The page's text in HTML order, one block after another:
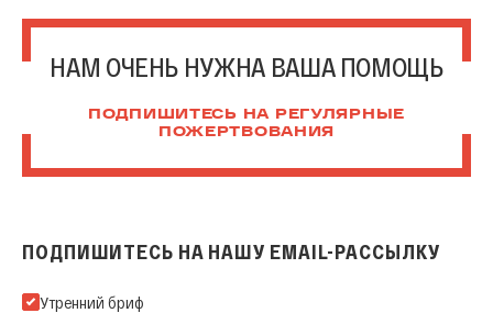
НАМ ОЧЕНЬ НУЖНА ВАША ПОМОЩЬ
ПОДПИШИТЕСЬ НА РЕГУЛЯРНЫЕ
ПОЖЕРТВОВАНИЯ
ПОДПИШИТЕСЬ НА НАШУ EMAIL-РАССЫЛКУ
Подпишитесь на нашу Email-рассылку
Утренний бриф